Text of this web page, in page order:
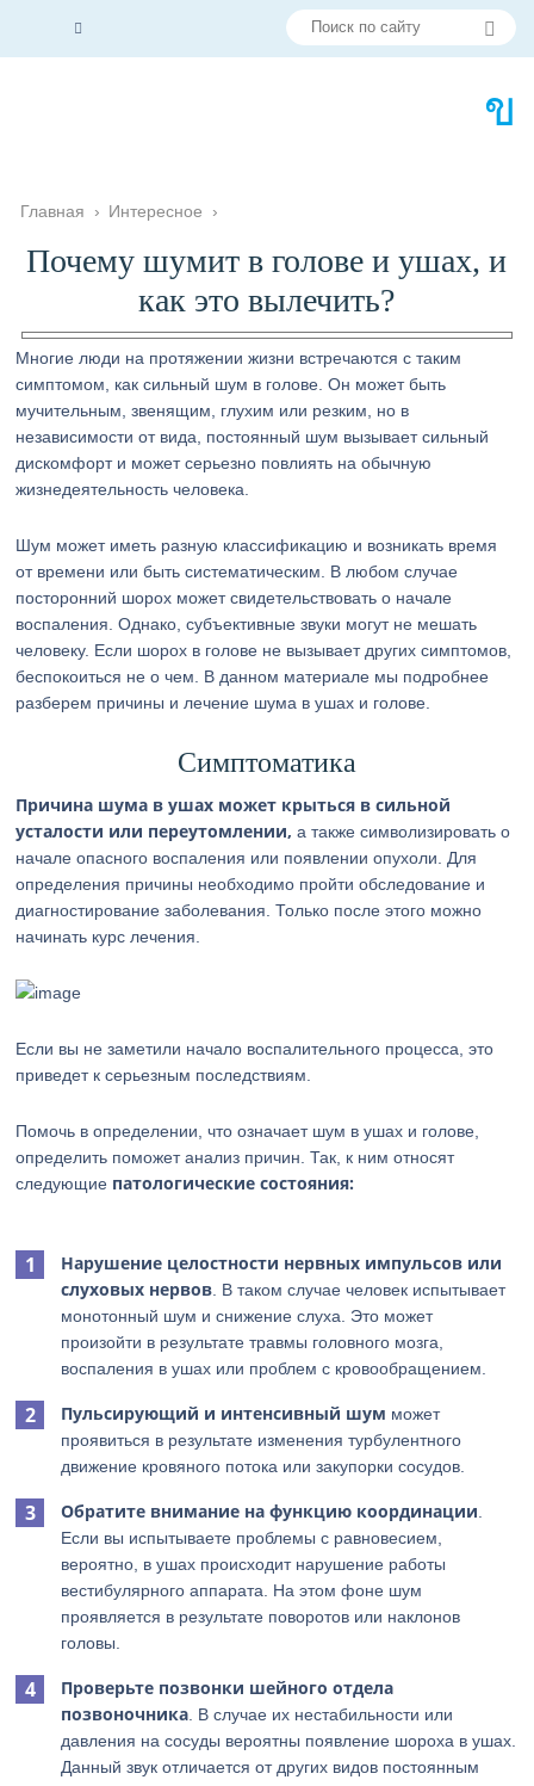
Главная › Интересное ›
Почему шумит в голове и ушах, и
как это вылечить?
Многие люди на протяжении жизни встречаются с таким
симптомом, как сильный шум в голове. Он может быть
мучительным, звенящим, глухим или резким, но в
независимости от вида, постоянный шум вызывает сильный
дискомфорт и может серьезно повлиять на обычную
жизнедеятельность человека.
Шум может иметь разную классификацию и возникать время
от времени или быть систематическим. В любом случае
посторонний шорох может свидетельствовать о начале
воспаления. Однако, субъективные звуки могут не мешать
человеку. Если шорох в голове не вызывает других симптомов,
беспокоиться не о чем. В данном материале мы подробнее
разберем причины и лечение шума в ушах и голове.
Симптоматика
Причина шума в ушах может крыться в сильной
усталости или переутомлении, а также символизировать о
начале опасного воспаления или появлении опухоли. Для
определения причины необходимо пройти обследование и
диагностирование заболевания. Только после этого можно
начинать курс лечения.
Если вы не заметили начало воспалительного процесса, это
приведет к серьезным последствиям.
Помочь в определении, что означает шум в ушах и голове,
определить поможет анализ причин. Так, к ним относят
следующие патологические состояния:
Нарушение целостности нервных импульсов или
слуховых нервов . В таком случае человек испытывает
монотонный шум и снижение слуха. Это может
произойти в результате травмы головного мозга,
воспаления в ушах или проблем с кровообращением.
Пульсирующий и интенсивный шум может
проявиться в результате изменения турбулентного
движение кровяного потока или закупорки сосудов.
Обратите внимание на функцию координации
Если вы испытываете проблемы с равновесием,
вероятно, в ушах происходит нарушение работы
вестибулярного аппарата. На этом фоне шум
проявляется в результате поворотов или наклонов
головы.
Проверьте позвонки шейного отдела
позвоночника . В случае их нестабильности или
давления на сосуды вероятны появление шороха в ушах.
Данный звук отличается от других видов постоянным